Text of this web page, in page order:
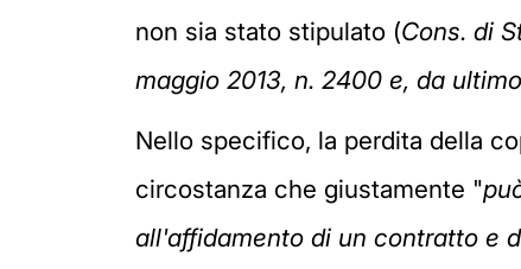
non sia stato stipulato (Cons. di
maggio 2013, n. 2400 e, da
Nello specifico, la perdita della
circostanza che giustamente "
all'affidamento di un contratto e